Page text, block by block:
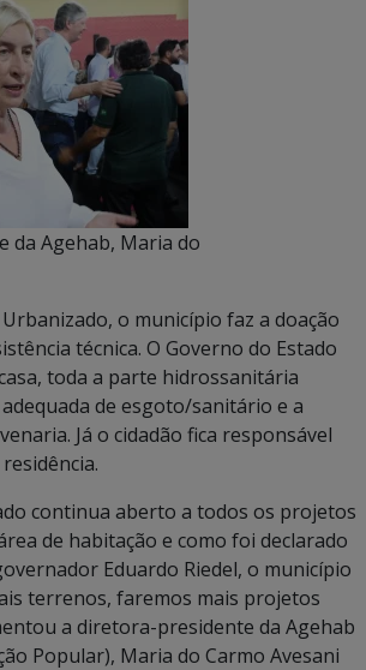
da Agehab, Maria do
o município faz a doação
técnica. O Governo do Estado
toda a parte hidrossanitária
de esgoto/sanitário e a
Já o cidadão fica responsável
continua aberto a todos os projetos
de habitação e como foi declarado
Eduardo Riedel, o município
terrenos, faremos mais projetos
a diretora-presidente da Agehab
Popular), Maria do Carmo Avesani